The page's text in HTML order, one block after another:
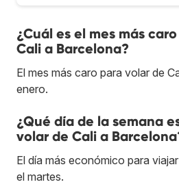
¿Cuál es el mes más
Cali a Barcelona?
El mes más caro para volar de
enero.
¿Qué día de la semana
volar de Cali a
El día más económico para
el martes.